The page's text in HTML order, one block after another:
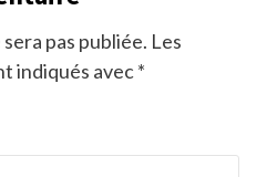
pas publiée. Les
indiqués avec*